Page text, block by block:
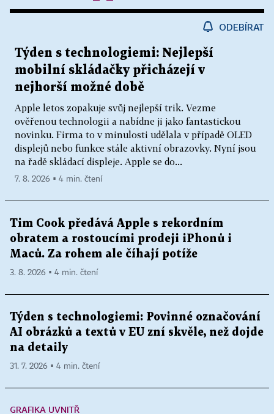
ODEBÍRAT
Týden s technologiemi: Nejlepší
mobilní skládačky přicházejí v
nejhorší možné době
Apple letos zopakuje svůj nejlepší trik. Vezme
ověřenou technologii a nabídne ji jako fantastickou
novinku. Firma to v minulosti udělala v případě OLED
displejů nebo funkce stále aktivní obrazovky. Nyní jsou
na řadě skládací displeje. Apple se do...
7. 8. 2026 ▪ 4 min. čtení
Tim Cook předává Apple s rekordním
obratem a rostoucími prodeji iPhonů i
Maců. Za rohem ale číhají potíže
3. 8. 2026 ▪ 4 min. čtení
Týden s technologiemi: Povinné označování
AI obrázků a textů v EU zní skvěle, než dojde
na detaily
31. 7. 2026 ▪ 4 min. čtení
GRAFIKA UVNITŘ